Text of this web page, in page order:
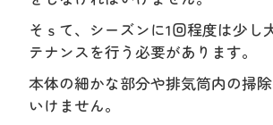
そｓて、シーズンに1回程度は少し
テナンスを行う必要があります。
本体の細かな部分や排気筒内の掃
いけません。